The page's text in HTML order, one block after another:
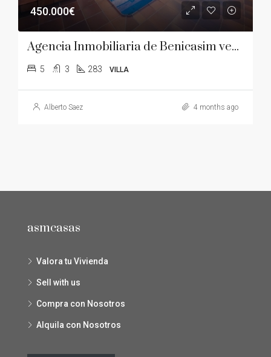
450.000€
Agencia Inmobiliaria de Benicasim vende villa individual en Urbanización Las Palmas- Montornes .
5 3 283 VILLA
Alberto Saez 4 months ago
asmcasas
Valora tu Vivienda
Sell with us
Compra con Nosotros
Alquila con Nosotros